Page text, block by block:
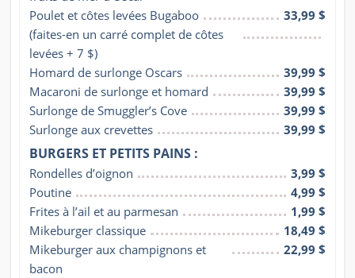
Poulet et côtes levées Bugaboo
33,99 $
(faites-en un carré complet de côtes
levées + 7 $)
Homard de surlonge Oscars
39,99 $
Macaroni de surlonge et homard
39,99 $
Surlonge de Smuggler’s Cove
39,99 $
Surlonge aux crevettes
39,99 $
BURGERS ET PETITS PAINS :
Rondelles d’oignon
3,99 $
Poutine
4,99 $
Frites à l’ail et au parmesan
1,99 $
Mikeburger classique
18,49 $
Mikeburger aux champignons et
bacon
22,99 $